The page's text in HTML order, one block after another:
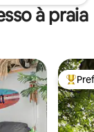
compra.
à praia
hóspedes Entre